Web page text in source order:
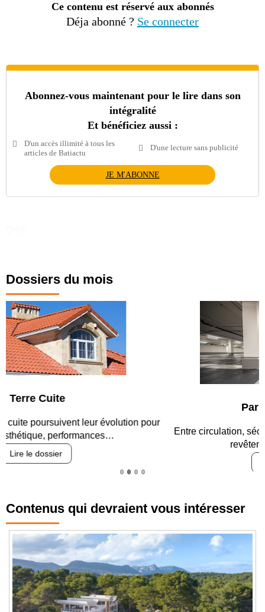
Ce contenu est réservé aux abonnés
Déja abonné ? Se connecter
Abonnez-vous maintenant pour le lire dans son
intégralité
Et bénéficiez aussi :
D'un accès illimité à tous les
articles de Batiactu
D'une lecture sans publicité
JE M'ABONNE
Dossiers du mois
Entre circulation, sécurisation des accès, durabilité des
Contenus qui devraient vous intéresser